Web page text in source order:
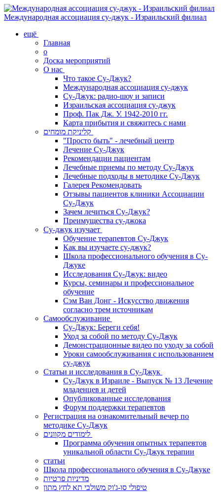
Международная ассоциация су-джук - Израильский филиал
ещё
Главная
о
Доска мероприятий
О нас
Что такое Су-Джук?
Международная ассоциация су-джук
Су-Джук: радио-шоу и записи
Израильская ассоциация су-джук
Проф. Пак Дж. У. 1942-2010 гг.
Карта прибытия и свяжитесь с нами
קליניקת מומחים
"Просто быть" - лечебный центр
Лечение Су-Джук
Рекомендации пациентам
Лечебные приемы по методу Су-Джук
Лечебные подходы в методике Су-Джук
Галерея Рекомендовать
Отзывы пациентов клиники Ассоциации
Су-Джук
Зачем лечиться Су-Джук?
Преимущества су-джока
Су-джук изучает
Обучение терапевтов Су-Джук
Как вы изучаете су-джук?
Школа профессионального обучения в Су-
Джуке
Исследования Су-Джук: видео
Курсы, семинары и профессиональное
обучение
Сэм Ван Донг - Искусство движения
согласно трем источникам
Самообслуживание
Су-Джук: Береги себя!
Уход за собой по методу Су-Джук
Демонстрационные видео по уходу за собой
Уроки самообслуживания с использованием
су-джук
Статьи и исследования в Су-Джук
Су-Джук в Израиле - Выпуск № 13 Лечение
младенцев и детей
Опубликованные исследования
Форум поддержки терапевтов
Регистрация на ознакомительный вечер по
методике Су-Джук
לימודים מקוונים
Программа обучения опытных терапевтов
уникальной области Су-Джук терапии
статьи
Школа профессионального обучения в Су-Джуке
מדיניות פרטיות
טיפולי סו-ג'וק משולבי תא לחץ מתון